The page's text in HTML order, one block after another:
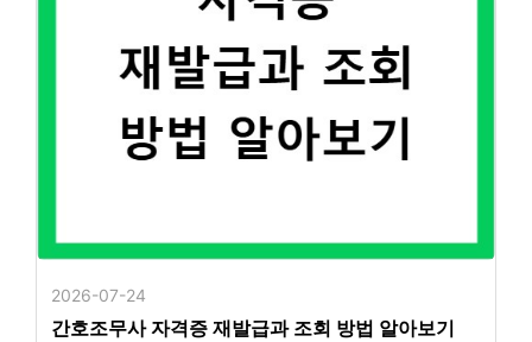
2026-07-24
간호조무사 자격증 재발급과 조회 방법 알아보기